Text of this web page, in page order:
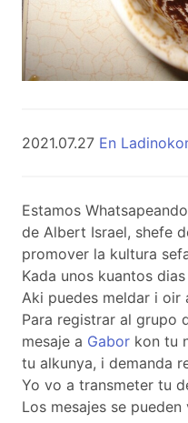
2021.07.27 En
Estamos
de Albert Israel, shefe
promover la kultura
Kada unos kuantos
Aki puedes meldar i oir
Para registrar al grupo
mesaje a Gabor kon tu
tu alkunya, i demanda
Yo vo a transmeter tu
Los mesajes se